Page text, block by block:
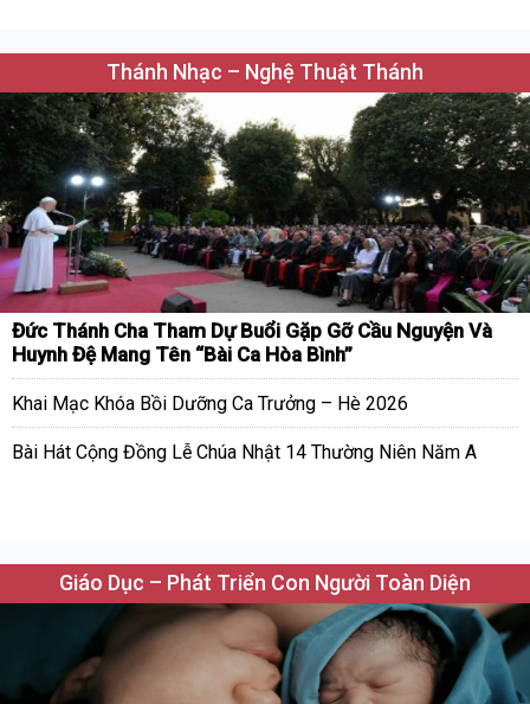
Thánh Nhạc – Nghệ Thuật Thánh
Đức Thánh Cha Tham Dự Buổi Gặp Gỡ Cầu Nguyện Và
Huynh Đệ Mang Tên “Bài Ca Hòa Bình”
Khai Mạc Khóa Bồi Dưỡng Ca Trưởng – Hè 2026
Bài Hát Cộng Đồng Lễ Chúa Nhật 14 Thường Niên Năm A
Giáo Dục – Phát Triển Con Người Toàn Diện